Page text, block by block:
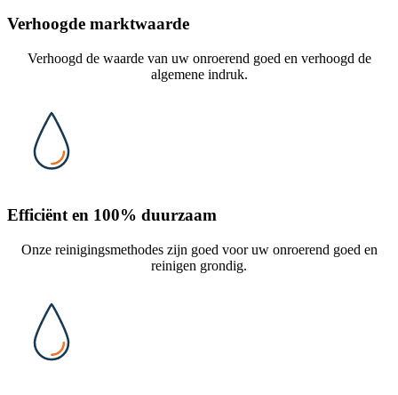
Verhoogde marktwaarde
Verhoogd de waarde van uw onroerend goed en verhoogd de
algemene indruk.
Efficiënt en 100% duurzaam
Onze reinigingsmethodes zijn goed voor uw onroerend goed en
reinigen grondig.